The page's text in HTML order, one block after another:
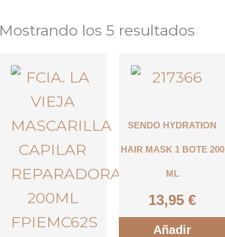
Mostrando los 5 resultados
SENDO HYDRATION
HAIR MASK 1 BOTE 200
ML
13,95€
Añadir